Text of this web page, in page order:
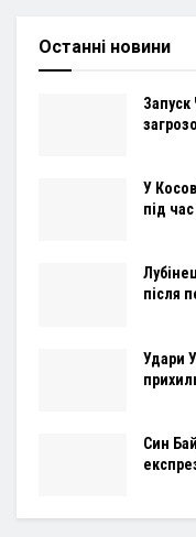
Останні новини
У
під
після
Удари
Син